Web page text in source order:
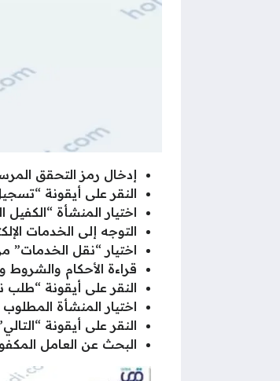
إدخال رمز التحقق
النقر على أيقونة
اختيار المنشأة “الكفيل
التوجه إلى الخدمات
اختيار “نقل الخدمات”
قراءة الأحكام والشروط
النقر على أيقونة
اختيار المنشأة
النقر على أيقونة
البحث عن العامل